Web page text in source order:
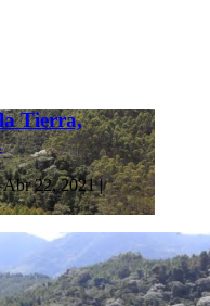
Tierra,
Abr 22, 2021|